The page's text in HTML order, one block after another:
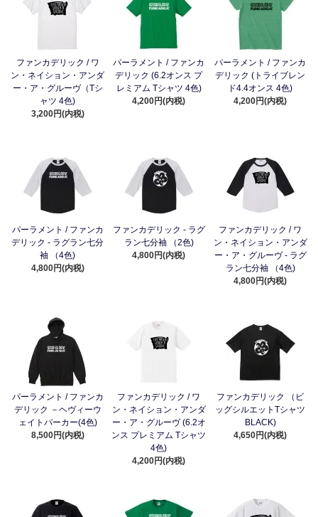
ファンカデリック / ワ
ン・ネイション・アンダ
ー・ア・グルーヴ（Tシ
ャツ 4色)
3,200円(内税)
パーラメント / ファンカ
デリック (6.2オンス プ
レミアム Tシャツ 4色)
4,200円(内税)
パーラメント / ファンカ
デリック (トライブレン
ド4.4オンス 4色)
4,200円(内税)
パーラメント / ファンカ
デリック - ラグラン七分
袖 （4色)
4,800円(内税)
ファンカデリック - ラグ
ラン七分袖 （2色)
4,800円(内税)
ファンカデリック / ワ
ン・ネイション・アンダ
ー・ア・グルーヴ - ラグ
ラン七分袖 （4色)
4,800円(内税)
パーラメント / ファンカ
デリック －ヘヴィーウ
ェイトパーカー(4色)
8,500円(内税)
ファンカデリック / ワ
ン・ネイション・アンダ
ー・ア・グルーヴ (6.2オ
ンス プレミアム Tシャツ
4色)
4,200円(内税)
ファンカデリック （ビ
ッグシルエットTシャツ
BLACK)
4,650円(内税)